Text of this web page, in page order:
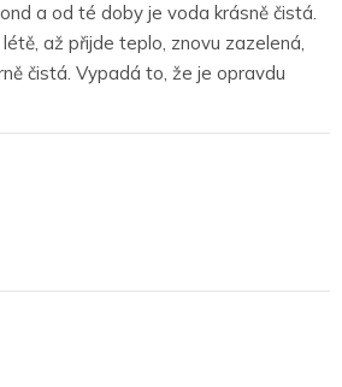
a od té doby je voda krásně čistá.
až přijde teplo, znovu zazelená,
čistá. Vypadá to, že je opravdu